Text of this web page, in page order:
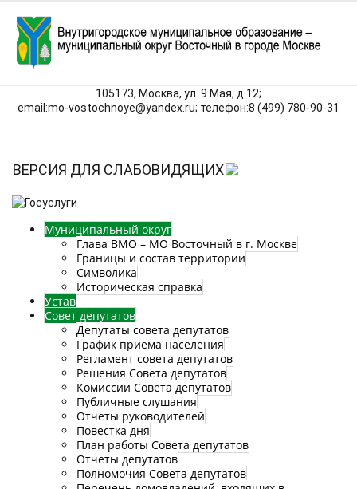
105173, Москва, ул. 9 Мая, д.12;
email:mo‑vostochnoye@yandex.ru; телефон:8 (499) 780‑90‑31
ВЕРСИЯ ДЛЯ СЛАБОВИДЯЩИХ
Муниципальный округ
Глава ВМО – МО Восточный в г. Москве
Границы и состав территории
Символика
Историческая справка
Устав
Совет депутатов
Депутаты совета депутатов
График приема населения
Регламент совета депутатов
Решения Совета депутатов
Комиссии Совета депутатов
Публичные слушания
Отчеты руководителей
Повестка дня
План работы Совета депутатов
Отчеты депутатов
Полномочия Совета депутатов